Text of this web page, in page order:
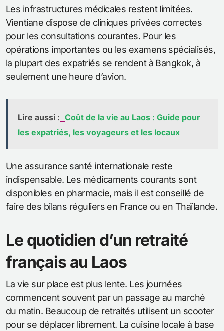
Les infrastructures médicales restent limitées.
Vientiane dispose de cliniques privées correctes
pour les consultations courantes. Pour les
opérations importantes ou les examens spécialisés,
la plupart des expatriés se rendent à Bangkok, à
seulement une heure d’avion.
Lire aussi : Coût de la vie au Laos : Guide pour
les expatriés, les voyageurs et les locaux
Une assurance santé internationale reste
indispensable. Les médicaments courants sont
disponibles en pharmacie, mais il est conseillé de
faire des bilans réguliers en France ou en Thaïlande.
Le quotidien d’un retraité
français au Laos
La vie sur place est plus lente. Les journées
commencent souvent par un passage au marché
du matin. Beaucoup de retraités utilisent un scooter
pour se déplacer librement. La cuisine locale à base